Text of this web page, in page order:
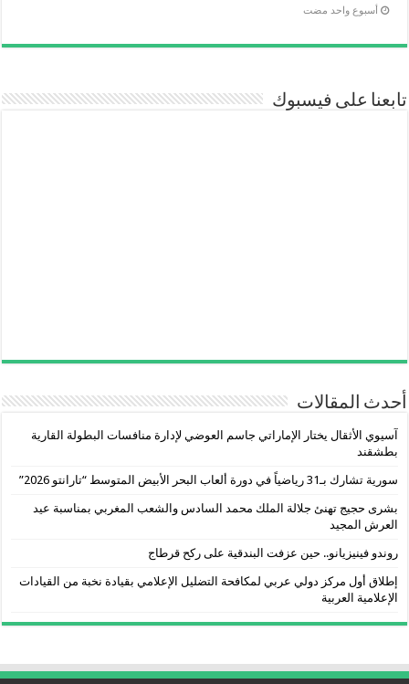
‏أسبوع واحد مضت
تابعنا على فيسبوك
أحدث المقالات
آسيوي الأثقال يختار الإماراتي جاسم العوضي لإدارة منافسات البطولة القارية
بطشقند
سورية تشارك بـ31 رياضياً في دورة ألعاب البحر الأبيض المتوسط “تارانتو 2026”
بشرى حجيج تهنئ جلالة الملك محمد السادس والشعب المغربي بمناسبة عيد
العرش المجيد
روندو فينيزيانو.. حين عزفت البندقية على ركح قرطاج
إطلاق أول مركز دولي عربي لمكافحة التضليل الإعلامي بقيادة نخبة من القيادات
الإعلامية العربية